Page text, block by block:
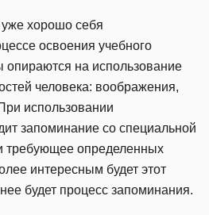
хорошо себя
освоения учебного
на использование
человека: воображения,
использовании
запоминание со специальной
требующее определенных
интересным будет этот
будет процесс запоминания.